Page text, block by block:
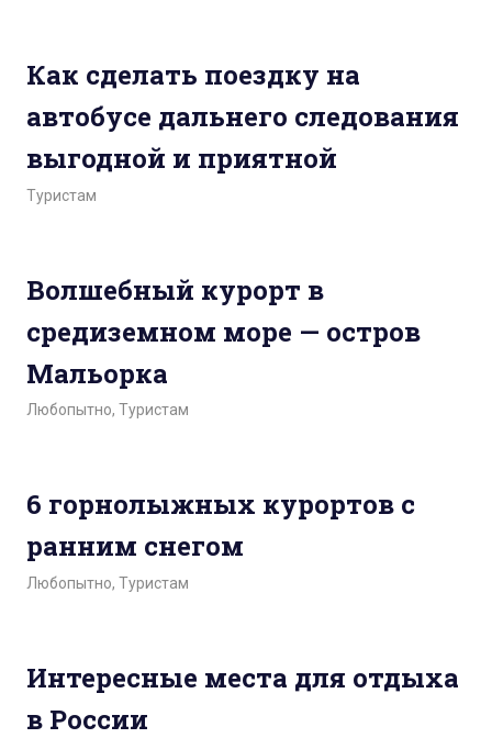
Как сделать поездку на
автобусе дальнего следования
выгодной и приятной
Туристам
Волшебный курорт в
средиземном море — остров
Мальорка
Любопытно, Туристам
6 горнолыжных курортов с
ранним снегом
Любопытно, Туристам
Интересные места для отдыха
в России